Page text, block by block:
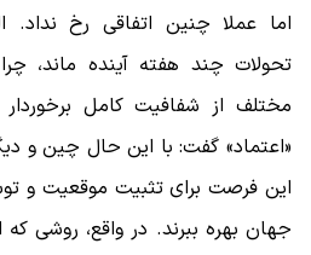
اما عملا چنین اتفاقی رخ نداد.
تحولات چند هفته آینده ماند،
مختلف از شفافیت کامل
«اعتماد» گفت: با این حال چین و
این فرصت برای تثبیت موقعیت و
جهان بهره ببرند. در واقع، روشی